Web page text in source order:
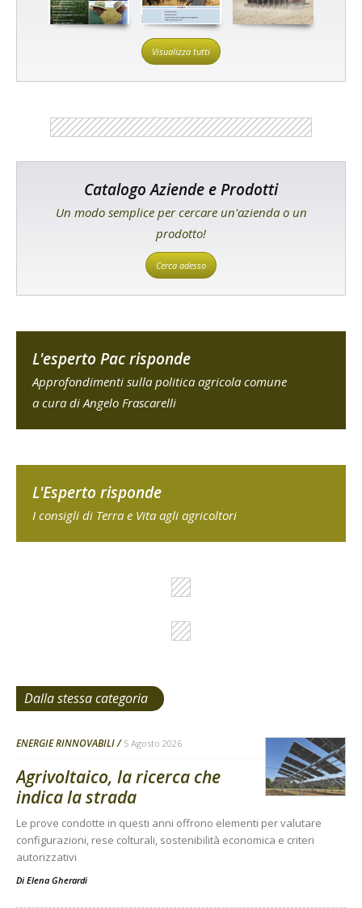
Visualizza tutti
Catalogo Aziende e Prodotti
Un modo semplice per cercare un'azienda o un
prodotto!
Cerca adesso
L'esperto Pac risponde
Approfondimenti sulla politica agricola comune
a cura di Angelo Frascarelli
L'Esperto risponde
I consigli di Terra e Vita agli agricoltori
Dalla stessa categoria
ENERGIE RINNOVABILI 5 Agosto 2026
Agrivoltaico, la ricerca che
indica la strada
Le prove condotte in questi anni offrono elementi per valutare
configurazioni, rese colturali, sostenibilità economica e criteri
autorizzativi
Di Elena Gherardi